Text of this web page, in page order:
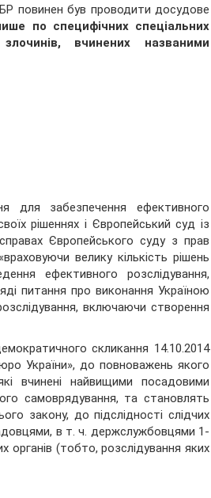
повинен був проводити досудове
по специфічних спеціальних
вчинених названими
для забезпечення ефективного
рішеннях і Європейський суд із
Європейського суду з прав
велику кількість рішень
ефективного розслідування,
питання про виконання Україною
включаючи створення
скликання 14.10.2014
України», до повноважень якого
вчинені найвищими посадовими
самоврядування, та становлять
закону, до підслідності слідчих
в т. ч. держслужбовцями 1-
органів (тобто, розслідування яких